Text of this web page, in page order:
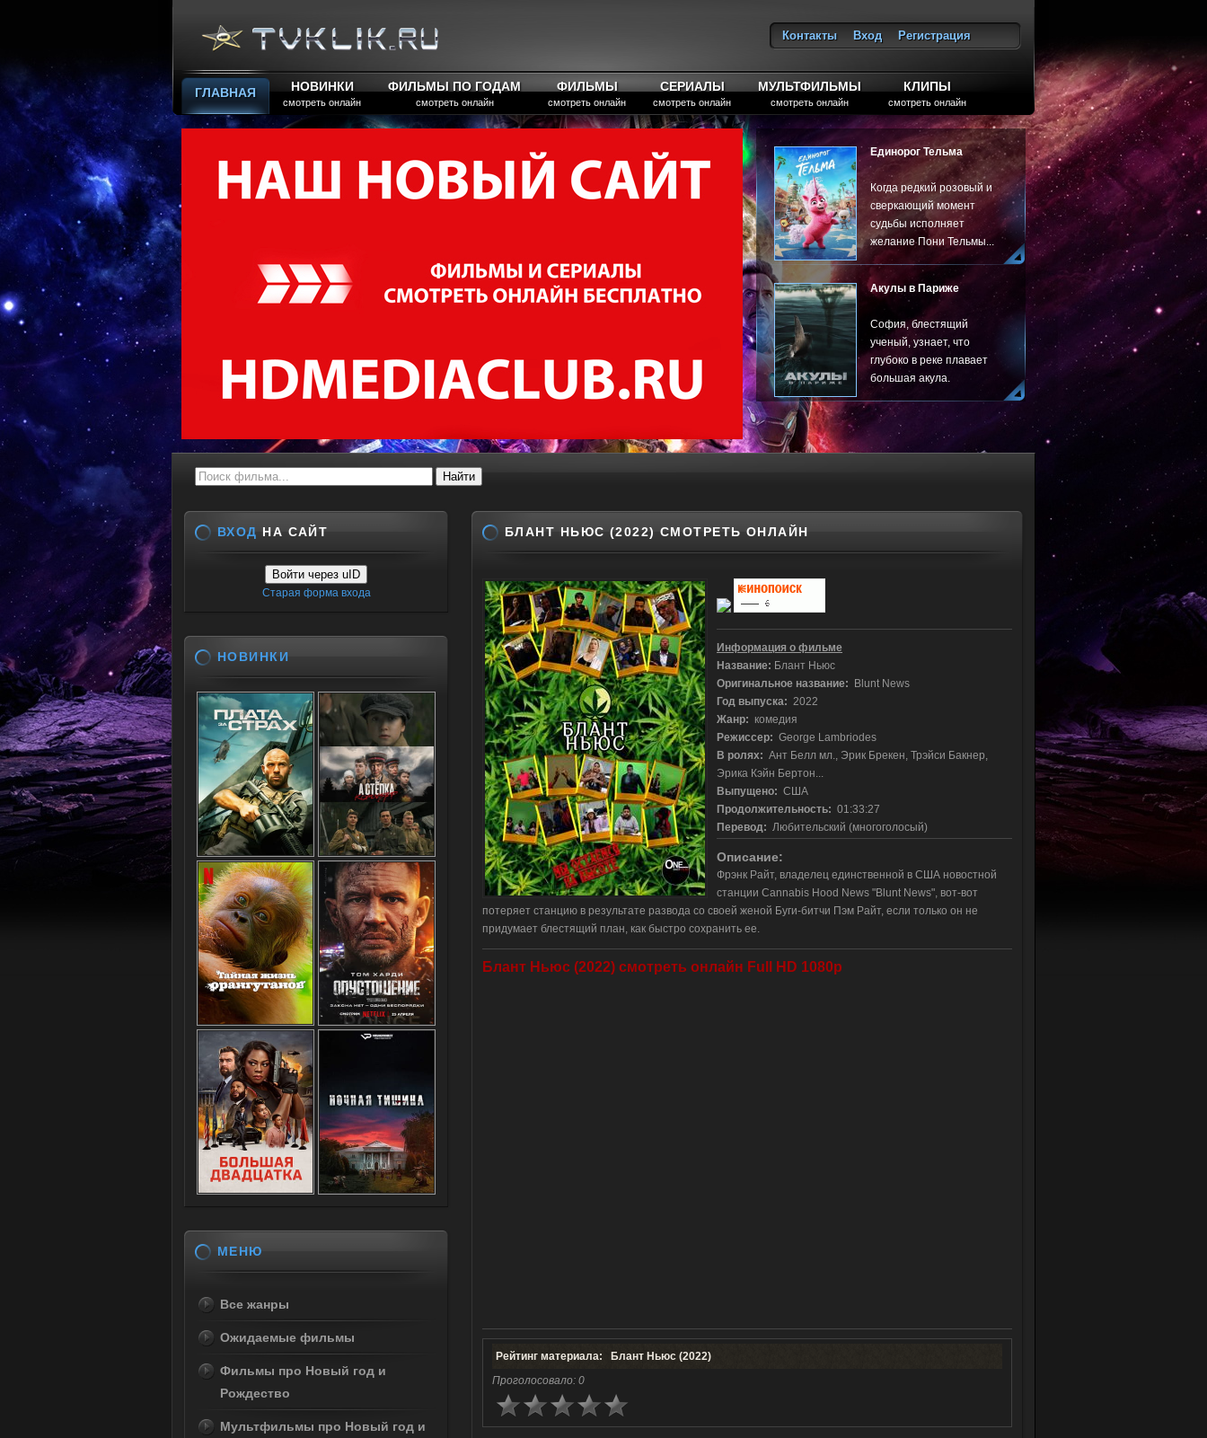
Контакты Вход
Регистрация
ГЛАВНАЯ НОВИНКИ
смотреть онлайн
ФИЛЬМЫ ПО ГОДАМ
смотреть онлайн
ФИЛЬМЫ
смотреть онлайн
СЕРИАЛЫ
смотреть онлайн
МУЛЬТФИЛЬМЫ
смотреть онлайн
КЛИПЫ
смотреть онлайн
Единорог Тельма
Когда редкий розовый и
сверкающий момент
судьбы исполняет
желание Пони Тельмы...
Акулы в Париже
София, блестящий
ученый, узнает, что
глубоко в реке плавает
большая акула.
БЛАНТ НЬЮС (2022) СМОТРЕТЬ ОНЛАЙН
Информация о фильме
Название: Блант Ньюс
Оригинальное название: Blunt News
Год выпуска: 2022
Жанр: комедия
Режиссер: George Lambriodes
В ролях: Ант Белл мл., Эрик Брекен, Трэйси Бакнер,
Эрика Кэйн Бертон...
Выпущено: США
Продолжительность: 01:33:27
Перевод: Любительский (многоголосый)
Описание:
Фрэнк Райт, владелец единственной в США новостной
станции Cannabis Hood News "Blunt News", вот-вот
потеряет станцию в результате развода со своей женой Буги-битчи Пэм Райт, если только он не
придумает блестящий план, как быстро сохранить ее.
Блант Ньюс (2022) смотреть онлайн Full HD 1080p
Рейтинг материала: Блант Ньюс (2022)
Проголосовало: 0
ВХОД НА САЙТ
Войти через uID
Старая форма входа
НОВИНКИ
МЕНЮ
Все жанры
Ожидаемые фильмы
Фильмы про Новый год и
Рождество
Мультфильмы про Новый год и